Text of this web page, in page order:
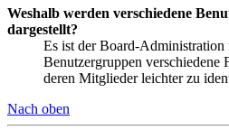
Weshalb werden verschiedene
dargestellt?
Es ist der Board-Administration
Benutzergruppen verschiedene
deren Mitglieder leichter zu
Nach oben